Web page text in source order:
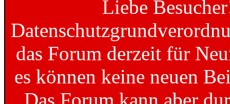
Liebe
das Forum derzeit für
es können keine neuen
Das Forum kann aber